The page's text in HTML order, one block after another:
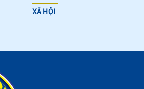
XÃ HỘI